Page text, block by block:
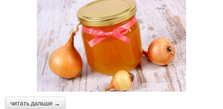
читать дальше →